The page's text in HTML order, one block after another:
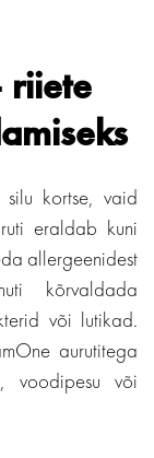
riiete
kortse, vaid
eraldab kuni
allergeenidest
kõrvaldada
või lutikad.
aurutitega
voodipesu või